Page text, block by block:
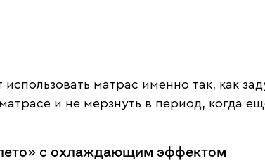
использовать матрас именно так, как
и не мерзнуть в период, когда
с охлаждающим эффектом